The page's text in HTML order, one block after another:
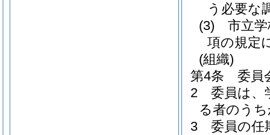
う必要な
(3)
市立
項の規定
(組織)
第4条
委員
2
委員は、
る者のう
3
委員の任